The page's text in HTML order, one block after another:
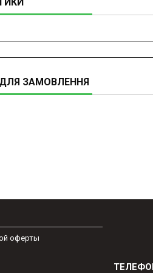
ДЛЯ ЗАМОВЛЕННЯ
оферты